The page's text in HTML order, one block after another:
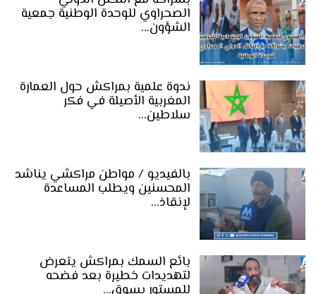
الصحراوي للوحدة الوطنية جمعية
الشؤون…
ندوة علمية بمراكش حول العمارة
المغربية الأصيلة في فكر
سلاطين…
بالفيديو / مواطن مراكشي يناشد
المحسنين ويطلب المساعدة
لإنقاذ…
بائع السمك بمراكش يتعرض
لتهديدات خطيرة بعد فضحه